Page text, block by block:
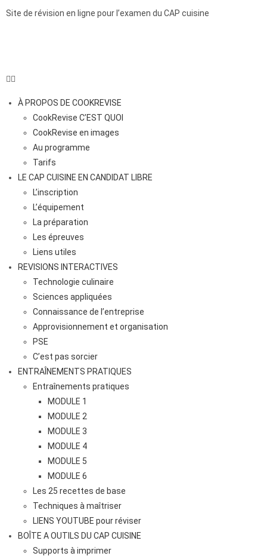
Site de révision en ligne pour l’examen du CAP cuisine
À PROPOS DE COOKREVISE
CookRevise C’EST QUOI
CookRevise en images
Au programme
Tarifs
LE CAP CUISINE EN CANDIDAT LIBRE
L’inscription
L’équipement
La préparation
Les épreuves
Liens utiles
REVISIONS INTERACTIVES
Technologie culinaire
Sciences appliquées
Connaissance de l’entreprise
Approvisionnement et organisation
PSE
C’est pas sorcier
ENTRAÎNEMENTS PRATIQUES
Entraînements pratiques
MODULE 1
MODULE 2
MODULE 3
MODULE 4
MODULE 5
MODULE 6
Les 25 recettes de base
Techniques à maîtriser
LIENS YOUTUBE pour réviser
BOÎTE A OUTILS DU CAP CUISINE
Supports à imprimer